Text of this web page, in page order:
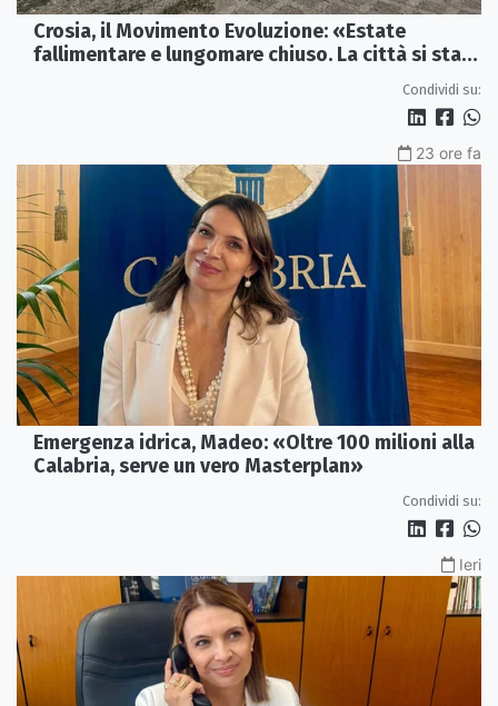
Crosia, il Movimento Evoluzione: «Estate
fallimentare e lungomare chiuso. La città si sta
Condividi su:
23 ore fa
Emergenza idrica, Madeo: «Oltre 100 milioni alla
Calabria, serve un vero Masterplan»
Condividi su:
Ieri